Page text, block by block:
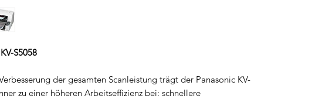
S5058
der gesamten Scanleistung trägt der Panasonic KV-
zu einer höheren Arbeitseffizienz bei: schnellere